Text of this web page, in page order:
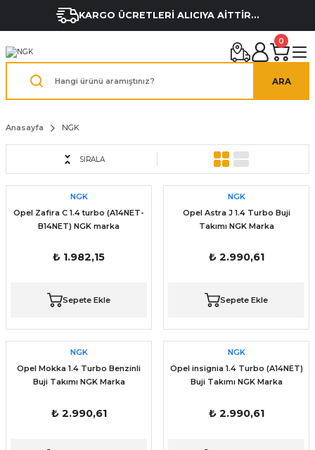
KARGO ÜCRETLERİ ALICIYA AİTTİR...
ARA
0
Anasayfa NGK
SIRALA
NGK
Opel Zafira C 1.4 turbo (A14NET-
B14NET) NGK marka
₺ 1.982,15
Sepete Ekle
NGK
Opel Astra J 1.4 Turbo Buji
Takımı NGK Marka
₺ 2.990,61
Sepete Ekle
NGK
Opel Mokka 1.4 Turbo Benzinli
Buji Takımı NGK Marka
₺ 2.990,61
NGK
Opel insignia 1.4 Turbo (A14NET)
Buji Takımı NGK Marka
₺ 2.990,61